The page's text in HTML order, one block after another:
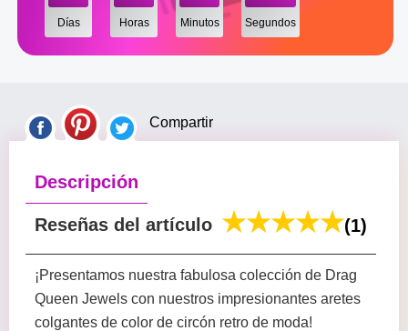
Días Horas Minutos Segundos
Compartir
Descripción
Reseñas del artículo (1)
¡Presentamos nuestra fabulosa colección de Drag
Queen Jewels con nuestros impresionantes aretes
colgantes de color de circón retro de moda!